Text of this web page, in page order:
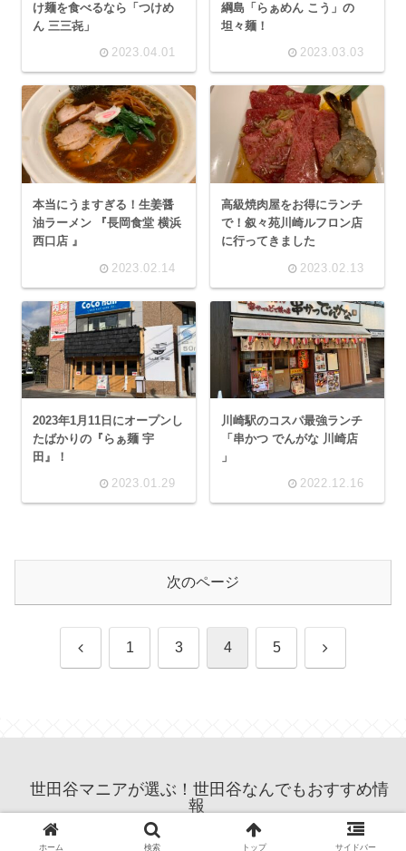
け麺を食べるなら「つけめ
ん 三三㐂」
2023.04.01
綱島「らぁめん こう」の
坦々麺！
2023.03.03
本当にうますぎる！生姜醤
油ラーメン 『長岡食堂 横浜
西口店 』
2023.02.14
高級焼肉屋をお得にランチ
で！叙々苑川崎ルフロン店
に行ってきました
2023.02.13
2023年1月11日にオープンし
たばかりの『らぁ麺 宇
田』！
2023.01.29
川崎駅のコスパ最強ランチ
「串かつ でんがな 川崎店
」
2022.12.16
次のページ
前 1 3 4 5 次
世田谷マニアが選ぶ！世田谷なんでもおすすめ情
報
© 2022 世田谷マニアが選ぶ！世田谷なんでもおすすめ情報.
ホーム 検索 トップ サイドバー